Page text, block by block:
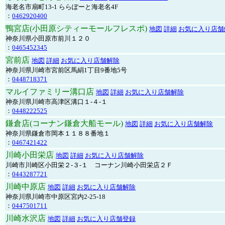
海老名市扇町13-1 ららぽーと海老名4F
： 0462920400
鴨宮店(小田原シティーモールフレスポ) 地図 詳細 お気に入り店
神奈川県小田原市前川１２０
： 0465452345
宮前店 地図 詳細 お気に入り店舗解除
神奈川県川崎市宮前区馬絹1丁目9番地5号
： 0448718371
マルイファミリー溝口店 地図 詳細 お気に入り店舗解除
神奈川県川崎市高津区溝口１-４-１
： 0448222525
鎌倉店(コーナン鎌倉大船モール) 地図 詳細 お気に入り店舗解除
神奈川県鎌倉市岡本１１８８番地１
： 0467421422
川崎小田栄店 地図 詳細 お気に入り店舗解除
川崎市川崎区小田栄２‐３‐１ コーナン川崎小田栄店２Ｆ
： 0443287721
川崎中原店 地図 詳細 お気に入り店舗解除
神奈川県川崎市中原区宮内2-25-18
： 0447501711
川崎水沢店 地図 詳細 お気に入り店舗登録